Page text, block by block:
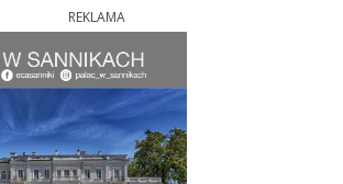
REKLAMA